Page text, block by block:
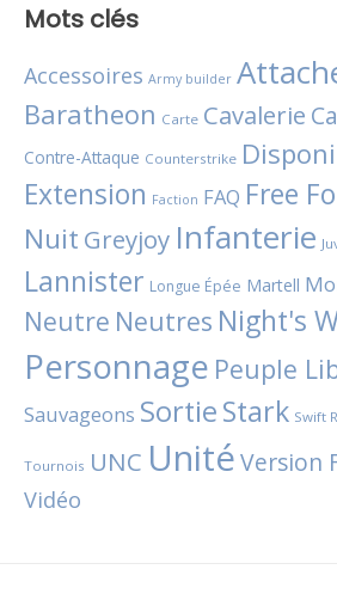
Mots clés
Accessoires Army builder
Baratheon Carte Cavalerie
Contre-Attaque Counterstrike
Extension Faction FAQ Free
Nuit Greyjoy Infanterie
Lannister Longue Épée Martell
Neutre Neutres Night's
Personnage Peuple
Sauvageons SortieStark Swift
Tournois UNC UnitéVersion
Vidéo